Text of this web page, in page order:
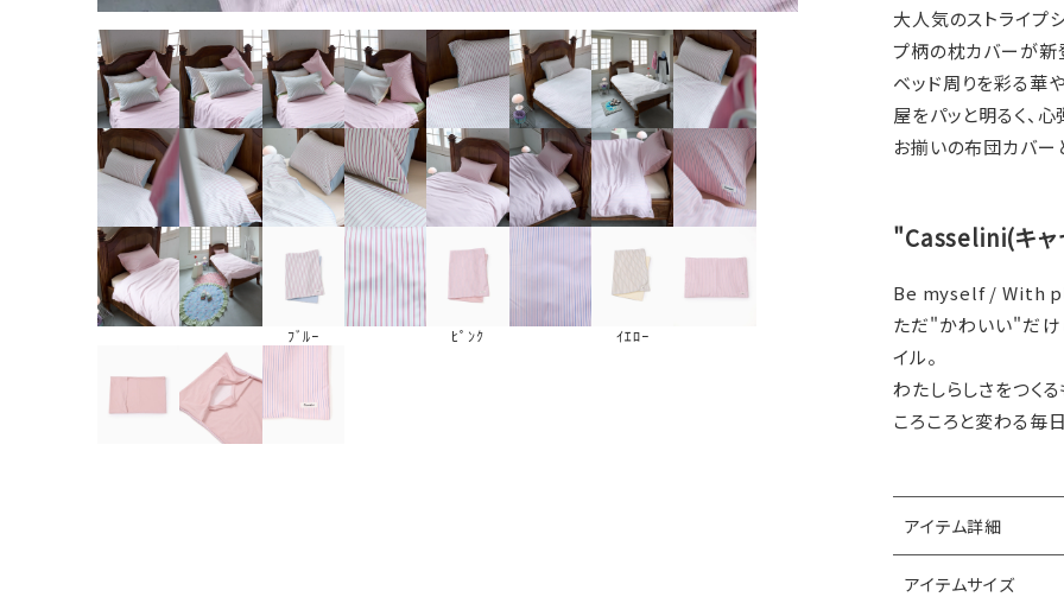
ﾌﾞﾙｰ ﾋﾟﾝｸ ｲｴﾛｰ
大人気のストライプ
プ柄の枕カバーが新
ベッド周りを彩る華
屋をパッと明るく、
お揃いの布団カバー
"Casselini(キャ
Be myself / With
ただ"かわいい"だけ
イル。
わたしらしさをつくる
ころころと変わる毎
アイテム詳細
アイテムサイズ